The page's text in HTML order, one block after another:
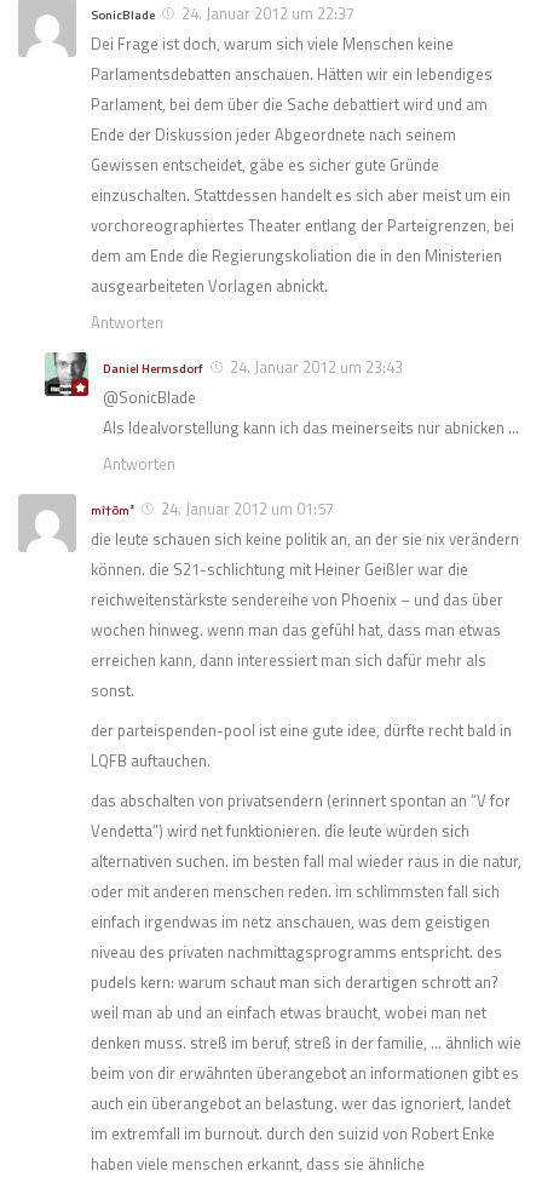
SonicBlade
24. Januar 2012 um 22:37
Dei Frage ist doch, warum sich viele Menschen keine
Parlamentsdebatten anschauen. Hätten wir ein lebendiges
Parlament, bei dem über die Sache debattiert wird und am
Ende der Diskussion jeder Abgeordnete nach seinem
Gewissen entscheidet, gäbe es sicher gute Gründe
einzuschalten. Stattdessen handelt es sich aber meist um ein
vorchoreographiertes Theater entlang der Parteigrenzen, bei
dem am Ende die Regierungskoliation die in den Ministerien
ausgearbeiteten Vorlagen abnickt.
Antworten
Daniel Hermsdorf
24. Januar 2012 um 23:43
@SonicBlade
Als Idealvorstellung kann ich das meinerseits nur abnicken …
Antworten
mî†õm²
24. Januar 2012 um 01:57
die leute schauen sich keine politik an, an der sie nix verändern
können. die S21-schlichtung mit Heiner Geißler war die
reichweitenstärkste sendereihe von Phoenix – und das über
wochen hinweg. wenn man das gefühl hat, dass man etwas
erreichen kann, dann interessiert man sich dafür mehr als
sonst.
der parteispenden-pool ist eine gute idee, dürfte recht bald in
LQFB auftauchen.
das abschalten von privatsendern (erinnert spontan an “V for
Vendetta”) wird net funktionieren. die leute würden sich
alternativen suchen. im besten fall mal wieder raus in die natur,
oder mit anderen menschen reden. im schlimmsten fall sich
einfach irgendwas im netz anschauen, was dem geistigen
niveau des privaten nachmittagsprogramms entspricht. des
pudels kern: warum schaut man sich derartigen schrott an?
weil man ab und an einfach etwas braucht, wobei man net
denken muss. streß im beruf, streß in der familie, … ähnlich wie
beim von dir erwähnten überangebot an informationen gibt es
auch ein überangebot an belastung. wer das ignoriert, landet
im extremfall im burnout. durch den suizid von Robert Enke
haben viele menschen erkannt, dass sie ähnliche